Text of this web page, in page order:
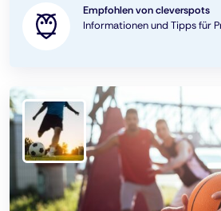
Empfohlen von cleverspots
Informationen und Tipps für